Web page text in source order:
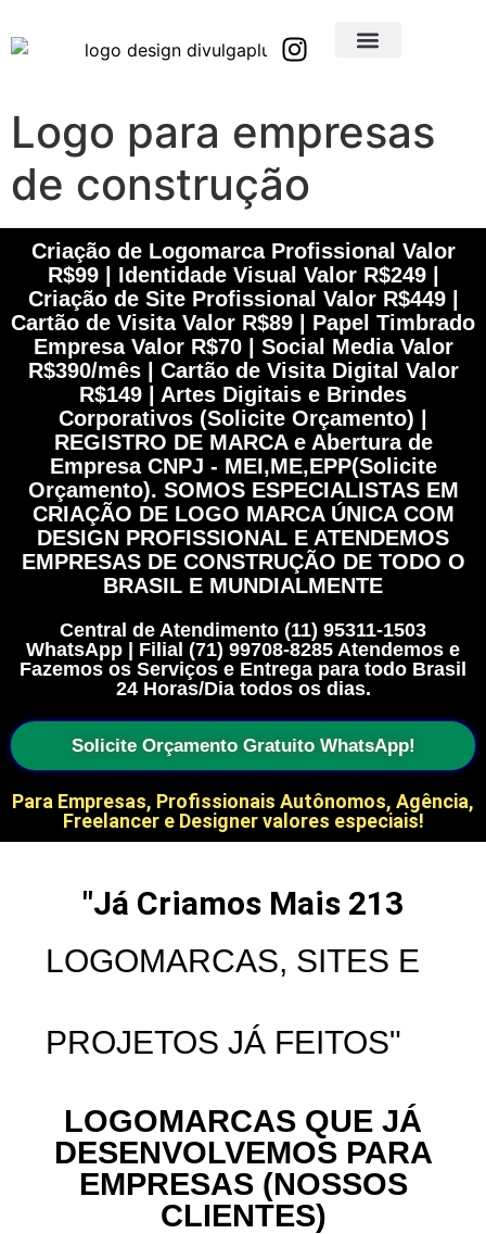
Logo para empresas
de construção
Criação de Logomarca Profissional Valor
R$99 | Identidade Visual Valor R$249 |
Criação de Site Profissional Valor R$449 |
Cartão de Visita Valor R$89 | Papel Timbrado
Empresa Valor R$70 | Social Media Valor
R$390/mês | Cartão de Visita Digital Valor
R$149 | Artes Digitais e Brindes
Corporativos (Solicite Orçamento) |
REGISTRO DE MARCA e Abertura de
Empresa CNPJ - MEI,ME,EPP(Solicite
Orçamento). SOMOS ESPECIALISTAS EM
CRIAÇÃO DE LOGO MARCA ÚNICA COM
DESIGN PROFISSIONAL E ATENDEMOS
EMPRESAS DE CONSTRUÇÃO DE TODO O
BRASIL E MUNDIALMENTE
Central de Atendimento (11) 95311-1503
WhatsApp | Filial (71) 99708-8285 Atendemos e
Fazemos os Serviços e Entrega para todo Brasil
24 Horas/Dia todos os dias.
Solicite Orçamento Gratuito WhatsApp!
Para Empresas, Profissionais Autônomos, Agência,
Freelancer e Designer valores especiais!
LOGOMARCAS, SITES E
PROJETOS JÁ FEITOS"
"Já Criamos Mais 213
LOGOMARCAS QUE JÁ
DESENVOLVEMOS PARA
EMPRESAS (NOSSOS
CLIENTES)